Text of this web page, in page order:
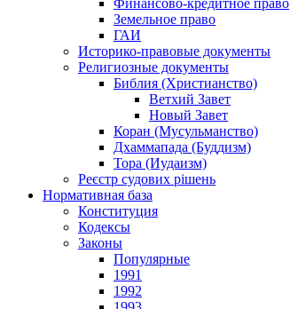
Финансово-кредитное право
Земельное право
ГАИ
Историко-правовые документы
Религиозные документы
Библия (Христианство)
Ветхий Завет
Новый Завет
Коран (Мусульманство)
Дхаммапада (Буддизм)
Тора (Иудаизм)
Реєстр судових рішень
Нормативная база
Конституция
Кодексы
Законы
Популярные
1991
1992